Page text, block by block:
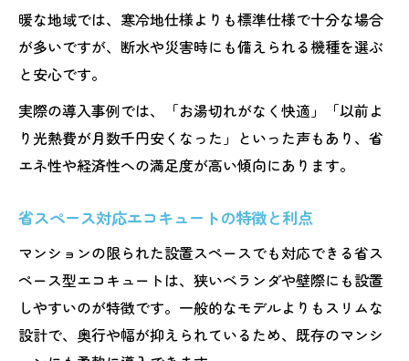
暖な地域では、寒冷地仕様よりも標準仕様で十分な場合
が多いですが、断水や災害時にも備えられる機種を選ぶ
と安心です。
実際の導入事例では、「お湯切れがなく快適」「以前よ
り光熱費が月数千円安くなった」といった声もあり、省
エネ性や経済性への満足度が高い傾向にあります。
省スペース対応エコキュートの特徴と利点
マンションの限られた設置スペースでも対応できる省ス
ペース型エコキュートは、狭いベランダや壁際にも設置
しやすいのが特徴です。一般的なモデルよりもスリムな
設計で、奥行や幅が抑えられているため、既存のマンシ